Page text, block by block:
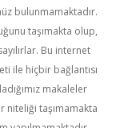
bulunmamaktadır.
taşımakta olup,
Bu internet
ile hiçbir bağlantısı
makaleler
niteliği taşımamakta